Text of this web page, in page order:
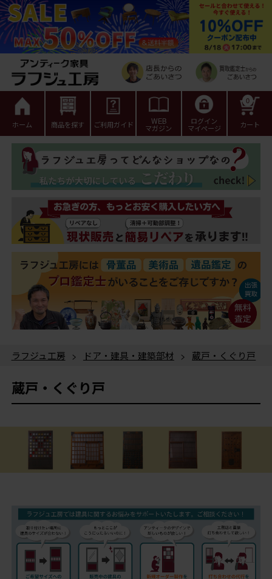
ホーム 商品を探す ご利用ガイド WEB
マガジン
ログイン
マイページ カート
0
ラフジュ工房 > ドア・建具・建築部材 > 蔵戸・くぐり戸
蔵戸・くぐり戸